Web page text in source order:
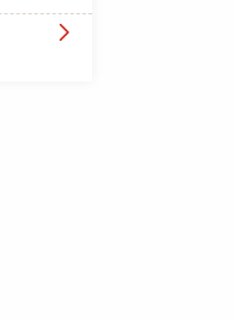
